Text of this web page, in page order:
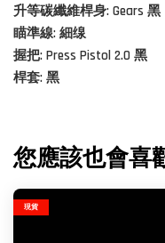
升等碳纖維桿身: Gears 黑
瞄準線: 細缐
握把: Press Pistol 2.0 黑
桿套: 黑
您應該也會喜
現貨